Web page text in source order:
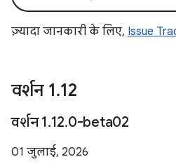
ज़्यादा जानकारी के लिए, Issue
वर्शन 1.12
वर्शन 1.12.0-beta02
01 जुलाई, 2026